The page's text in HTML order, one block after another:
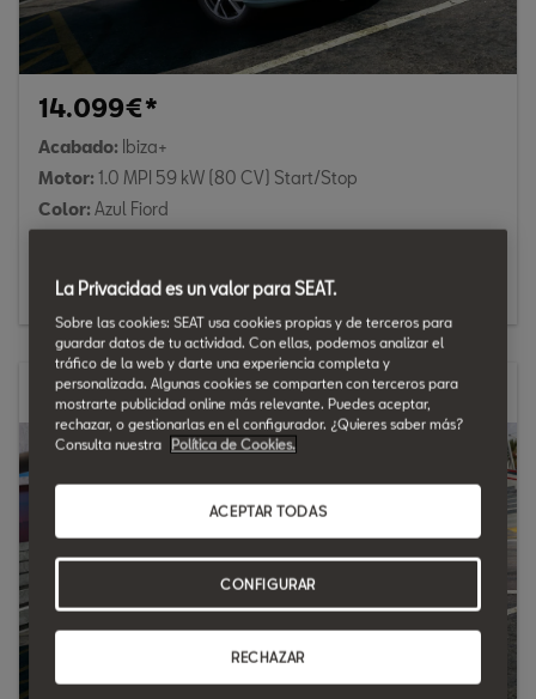
14.099€*
Acabado: Ibiza+
Motor: 1.0 MPI 59 kW (80 CV) Start/Stop
Color: Azul Fiord
Me interesa
Nuevo SEAT Ibiza
La Privacidad es un valor para SEAT.
Sobre las cookies: SEAT usa cookies propias y de terceros para
guardar datos de tu actividad. Con ellas, podemos analizar el
tráfico de la web y darte una experiencia completa y
personalizada. Algunas cookies se comparten con terceros para
mostrarte publicidad online más relevante. Puedes aceptar,
rechazar, o gestionarlas en el configurador. ¿Quieres saber más?
Consulta nuestra
Política de Cookies.
RECHAZAR
ACEPTAR TODAS
CONFIGURAR